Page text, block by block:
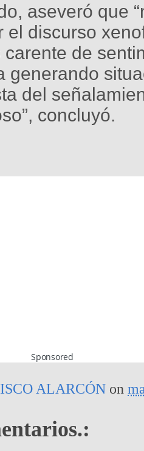
aseveró que
el discurso
de
generando
del
concluyó.
Sponsored
ALARCÓN on